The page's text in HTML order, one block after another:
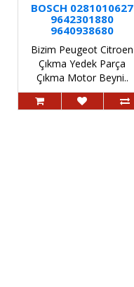
BOSCH 0281010627
9642301880
9640938680
Bizim Peugeot Citroen
Çıkma Yedek Parça
Çıkma Motor Beyni..